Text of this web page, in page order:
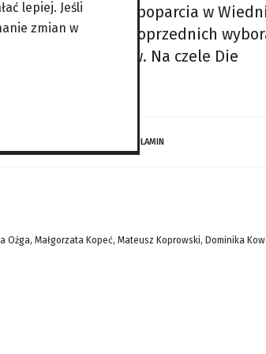
zdobyła już 12% poparcia w
“Heute”. W poprzednich
1,8% głosów. Na czele Die
REGULAMIN
Ożga, Małgorzata Kopeć, Mateusz Koprowski, Dominika
lepiej. Jeśli
zmian w